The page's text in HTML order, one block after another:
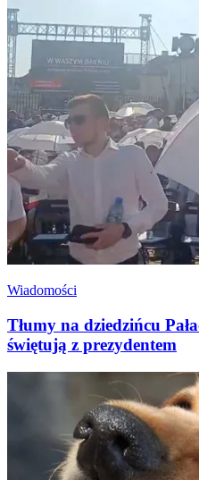
Wiadomości
Tłumy na dziedzińcu
świętują z prezydentem